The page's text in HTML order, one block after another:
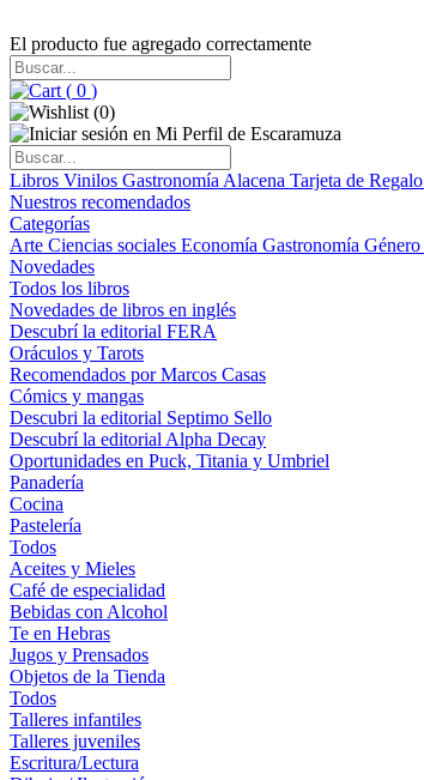
El producto fue agregado correctamente
( 0 )
(0)
Libros Vinilos Gastronomía Alacena Tarjeta de Regalo
Nuestros recomendados
Categorías
Arte Ciencias sociales Economía Gastronomía Género
Novedades
Todos los libros
Novedades de libros en inglés
Descubrí la editorial FERA
Oráculos y Tarots
Recomendados por Marcos Casas
Cómics y mangas
Descubri la editorial Septimo Sello
Descubrí la editorial Alpha Decay
Oportunidades en Puck, Titania y Umbriel
Panadería
Cocina
Pastelería
Todos
Aceites y Mieles
Café de especialidad
Bebidas con Alcohol
Te en Hebras
Jugos y Prensados
Objetos de la Tienda
Todos
Talleres infantiles
Talleres juveniles
Escritura/Lectura